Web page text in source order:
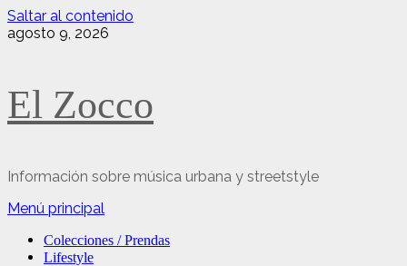
Saltar al contenido
agosto 9, 2026
El Zocco
Información sobre música urbana y streetstyle
Menú principal
Colecciones / Prendas
Lifestyle